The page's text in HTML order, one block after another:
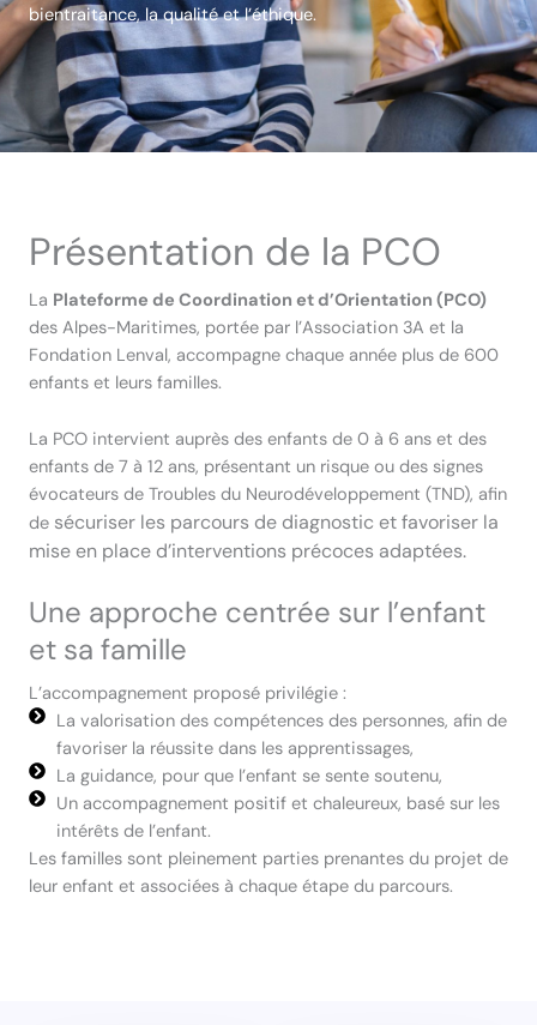
bientraitance, la qualité et l’éthique.
Présentation de la PCO
La Plateforme de Coordination et d’Orientation (PCO)
des Alpes-Maritimes, portée par l’Association 3A et la
Fondation Lenval, accompagne chaque année plus de 600
enfants et leurs familles.
La PCO intervient auprès des enfants de 0 à 6 ans et des
enfants de 7 à 12 ans, présentant un risque ou des signes
évocateurs de Troubles du Neurodéveloppement (TND), afin
de sécuriser les parcours de diagnostic etfavoriser la
mise en place d’interventions précoces adaptées.
Une approche centrée sur l’enfant
et sa famille
L’accompagnement proposé privilégie :
La valorisation des compétences des personnes, afin de
favoriser la réussite dans les apprentissages,
La guidance, pour que l’enfant se sente soutenu,
Un accompagnement positif et chaleureux, basé sur les
intérêts de l’enfant.
Les familles sont pleinement parties prenantes du projet de
leur enfant et associées à chaque étape du parcours.